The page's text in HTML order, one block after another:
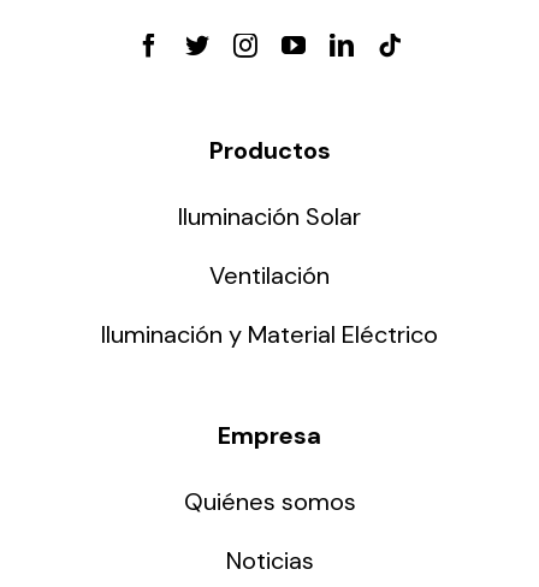
Productos
Iluminación Solar
Ventilación
Iluminación y Material Eléctrico
Empresa
Quiénes somos
Noticias